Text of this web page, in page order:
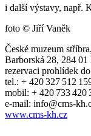
i další výstavy, např.
foto © Jiří Vaněk
České muzeum
Barborská 28, 284
rezervaci prohlídek
tel.: + 420 327 512
mobil: + 420 733 420
e­‑mail:
www.cms-kh.cz